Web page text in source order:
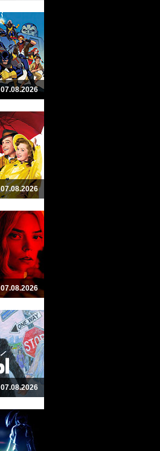
07.08.2026
07.08.2026
07.08.2026
07.08.2026